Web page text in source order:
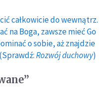
całkowicie do wewnątrz.
na Boga, zawsze mieć Go
o sobie, aż znajdzie
Rozwój duchowy)